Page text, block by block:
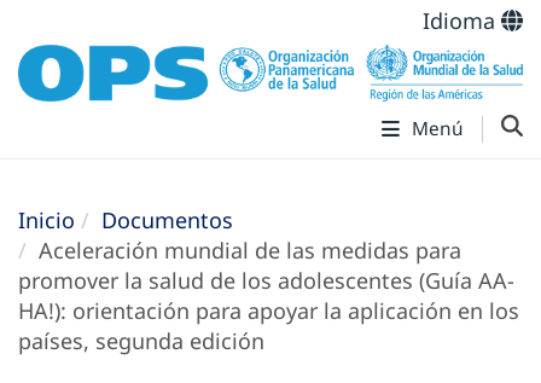
Idioma
Menú
Inicio
Documentos
Aceleración mundial de las medidas para
promover la salud de los adolescentes (Guía AA-
HA!): orientación para apoyar la aplicación en los
países, segunda edición